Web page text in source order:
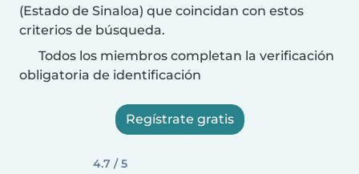
(Estado de Sinaloa) que coincidan con estos
criterios de búsqueda.
Todos los miembros completan la verificación
obligatoria de identificación
Regístrate gratis
4.7 / 5